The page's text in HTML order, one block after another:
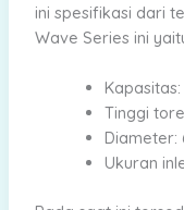
ini spesifikasi dari
Wave Series ini
Tinggi
Diameter:
Ukuran